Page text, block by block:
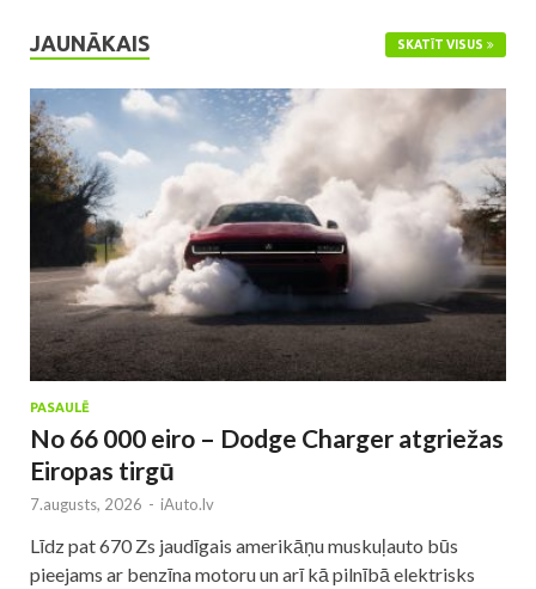
JAUNĀKAIS SKATĪT VISUS
PASAULĒ
No 66 000 eiro – Dodge Charger atgriežas
Eiropas tirgū
7.augusts, 2026 - iAuto.lv
Līdz pat 670 Zs jaudīgais amerikāņu muskuļauto būs
pieejams ar benzīna motoru un arī kā pilnībā elektrisks